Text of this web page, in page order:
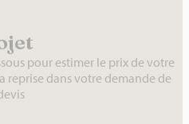
pour estimer le prix de votre
reprise dans votre demande de